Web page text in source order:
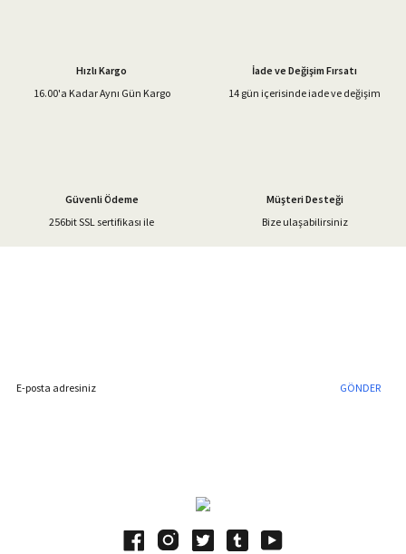
Ürün bilgilerinde hatalar bulunuyor.
Gönder
Hızlı Kargo
16.00'a Kadar Aynı Gün Kargo
İade ve Değişim Fırsatı
14 gün içerisinde iade ve değişim
Güvenli Ödeme
256bit SSL sertifikası ile
Müşteri Desteği
Bize ulaşabilirsiniz
GÖNDER